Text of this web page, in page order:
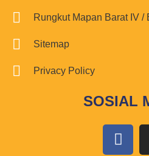
Rungkut Mapan Barat IV
Sitemap
Privacy Policy
SOSIAL